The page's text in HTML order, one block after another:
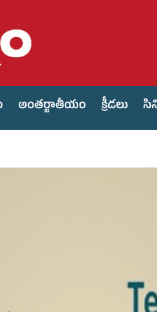
అంతర్జాతీయం క్రీడలు